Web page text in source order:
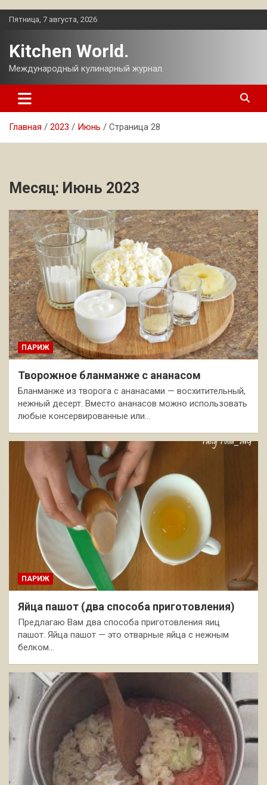
Перейти
Пятница, 7 августа, 2026
Kitchen World.
Международный кулинарный журнал.
Главная 2023 Июнь Страница 28
Месяц: Июнь 2023
ПАРИЖ
Творожное бланманже с ананасом
Бланманже из творога с ананасами — восхитительный,
нежный десерт. Вместо ананасов можно использовать
любые консервированные или…
ПАРИЖ
Яйца пашот (два способа приготовления)
Предлагаю Вам два способа приготовления яиц
пашот. Яйца пашот — это отварные яйца с нежным
белком…